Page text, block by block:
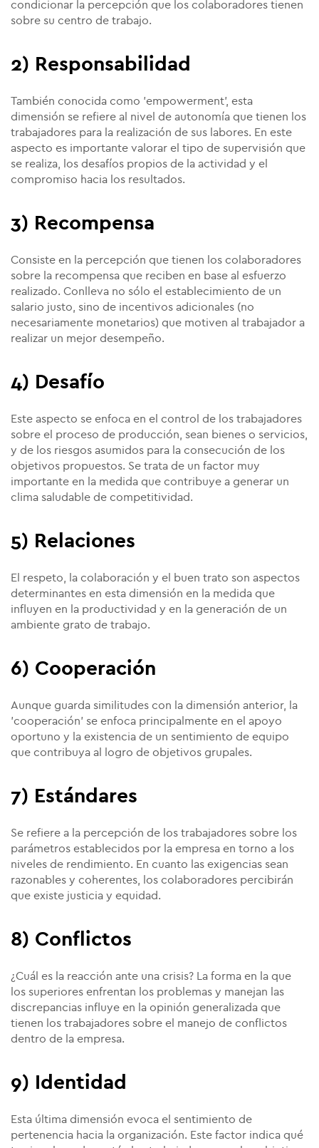
condicionar la percepción que los colaboradores tienen
sobre su centro de trabajo.
2) Responsabilidad
También conocida como 'empowerment', esta
dimensión se refiere al nivel de autonomía que tienen los
trabajadores para la realización de sus labores. En este
aspecto es importante valorar el tipo de supervisión que
se realiza, los desafíos propios de la actividad y el
compromiso hacia los resultados.
3) Recompensa
Consiste en la percepción que tienen los colaboradores
sobre la recompensa que reciben en base al esfuerzo
realizado. Conlleva no sólo el establecimiento de un
salario justo, sino de incentivos adicionales (no
necesariamente monetarios) que motiven al trabajador a
realizar un mejor desempeño.
4) Desafío
Este aspecto se enfoca en el control de los trabajadores
sobre el proceso de producción, sean bienes o servicios,
y de los riesgos asumidos para la consecución de los
objetivos propuestos. Se trata de un factor muy
importante en la medida que contribuye a generar un
clima saludable de competitividad.
5) Relaciones
El respeto, la colaboración y el buen trato son aspectos
determinantes en esta dimensión en la medida que
influyen en la productividad y en la generación de un
ambiente grato de trabajo.
6) Cooperación
Aunque guarda similitudes con la dimensión anterior, la
'cooperación' se enfoca principalmente en el apoyo
oportuno y la existencia de un sentimiento de equipo
que contribuya al logro de objetivos grupales.
7) Estándares
Se refiere a la percepción de los trabajadores sobre los
parámetros establecidos por la empresa en torno a los
niveles de rendimiento. En cuanto las exigencias sean
razonables y coherentes, los colaboradores percibirán
que existe justicia y equidad.
8) Conflictos
¿Cuál es la reacción ante una crisis? La forma en la que
los superiores enfrentan los problemas y manejan las
discrepancias influye en la opinión generalizada que
tienen los trabajadores sobre el manejo de conflictos
dentro de la empresa.
9) Identidad
Esta última dimensión evoca el sentimiento de
pertenencia hacia la organización. Este factor indica qué